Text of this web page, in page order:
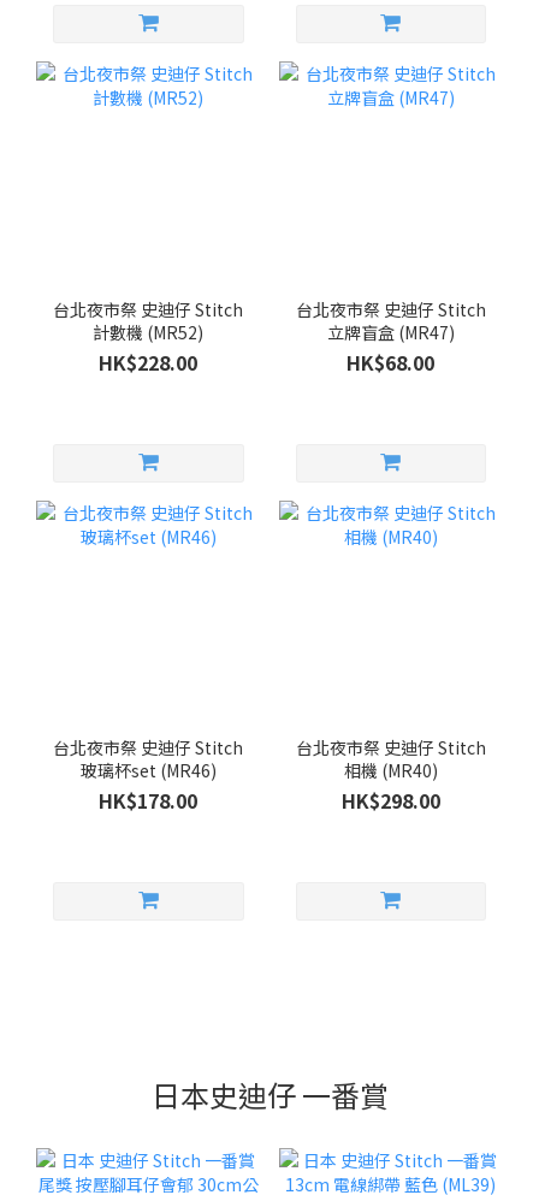
台北夜市祭 史迪仔 Stitch
計數機 (MR52)
HK$228.00
台北夜市祭 史迪仔 Stitch
立牌盲盒 (MR47)
HK$68.00
台北夜市祭 史迪仔 Stitch
玻璃杯set (MR46)
HK$178.00
台北夜市祭 史迪仔 Stitch
相機 (MR40)
HK$298.00
日本史迪仔 一番賞